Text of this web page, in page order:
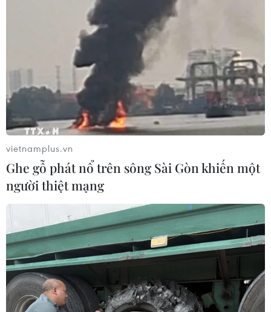
vietnamplus.vn
Ghe gỗ phát nổ trên sông Sài Gòn khiến một
người thiệt mạng